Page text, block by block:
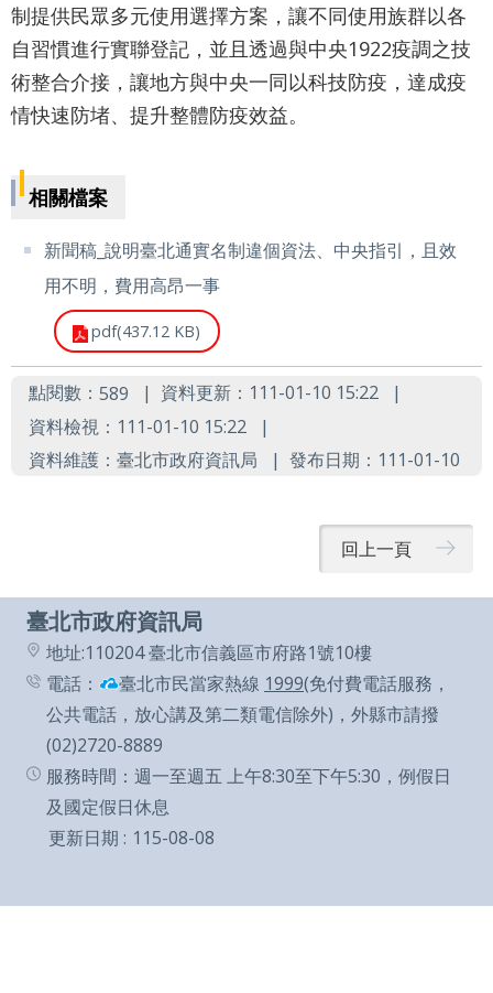
通
政
資
料
告
隱
私
訊
安
全
聯
制提供民眾多元使用選擇方案，讓不同使用族群以各
自習慣進行實聯登記，並且透過與中央1922疫調之技
術整合介接，讓地方與中央一同以科技防疫，達成疫
情快速防堵、提升整體防疫效益。
相關檔案
新聞稿_說明臺北通實名制違個資法、中央指引，且效
用不明，費用高昂一事
pdf(437.12 KB)
點閱數： 589
資料更新：111-01-10 15:22
資料檢視：111-01-10 15:22
資料維護：臺北市政府資訊局
發布日期：111-01-10
回上一頁
臺北市政府資訊局
地址:110204 臺北市信義區市府路1號10樓
電話：
臺北市民當家熱線 1999(免付費電話服務，
公共電話，放心講及第二類電信除外)，外縣市請撥
(02)2720-8889
服務時間：週一至週五 上午8:30至下午5:30，例假日
及國定假日休息
更新日期
115-08-08